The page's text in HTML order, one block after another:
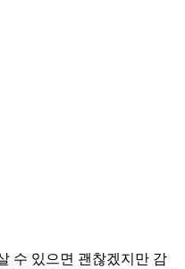
수 있으면 괜찮겠지만 감